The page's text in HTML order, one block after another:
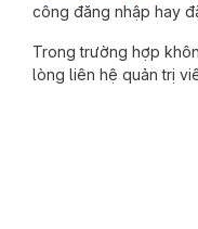
công đăng nhập hay
Trong trường hợp
lòng liên hệ quản trị